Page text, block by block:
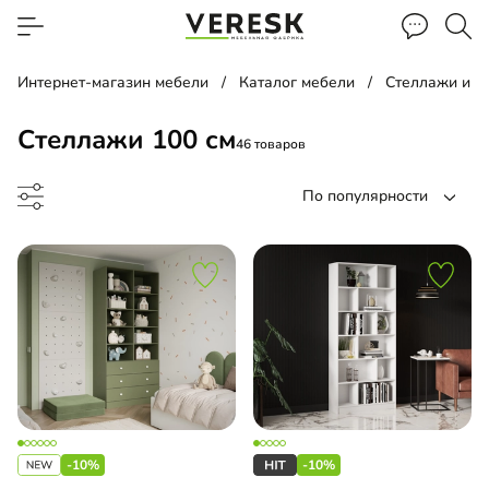
Интернет-магазин мебели Каталог мебели Стеллажи и
Стеллажи 100 см46 товаров
По популярности
до
-10% -10%